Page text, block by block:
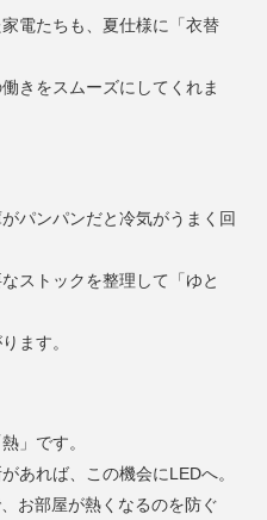
電たちも、夏仕様に「衣替
きをスムーズにしてくれま
パンパンだと冷気がうまく回
ストックを整理して「ゆと
ます。
」です。
あれば、この機会にLEDへ。
お部屋が熱くなるのを防ぐ